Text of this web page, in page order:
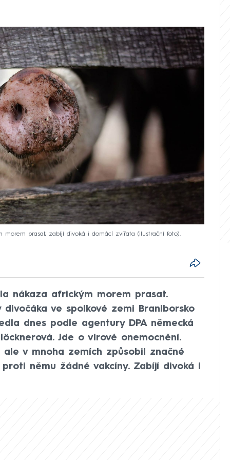
morem prasat, zabíjí divoká i domácí zvířata (ilustrační foto).
nákaza africkým morem prasat.
ve spolkové zemi Braniborsko
dnes podle agentury DPA německá
Jde o virové onemocnění.
v mnoha zemích způsobil značné
němu žádné vakcíny. Zabíjí divoká i